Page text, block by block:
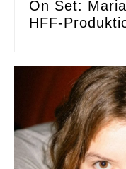
On Set:
HFF-